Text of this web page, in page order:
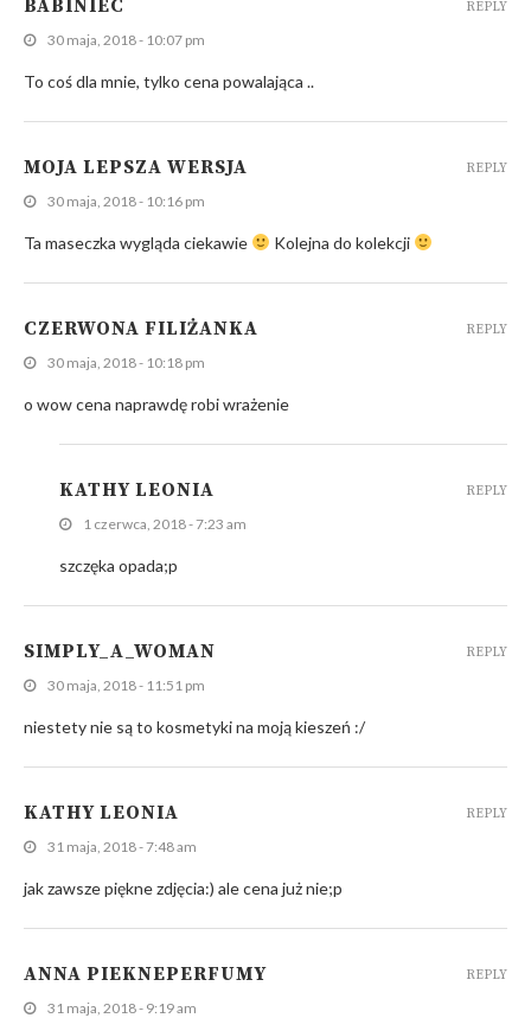
BABINIEC
30 maja, 2018 - 10:07 pm
To coś dla mnie, tylko cena powalająca ..
REPLY
MOJA LEPSZA WERSJA
30 maja, 2018 - 10:16 pm
Ta maseczka wygląda ciekawie Kolejna do kolekcji
REPLY
CZERWONA FILIŻANKA
30 maja, 2018 - 10:18 pm
o wow cena naprawdę robi wrażenie
REPLY
KATHY LEONIA
1 czerwca, 2018 - 7:23 am
szczęka opada;p
REPLY
SIMPLY_A_WOMAN
30 maja, 2018 - 11:51 pm
niestety nie są to kosmetyki na moją kieszeń :/
REPLY
KATHY LEONIA
31 maja, 2018 - 7:48 am
jak zawsze piękne zdjęcia:) ale cena już nie;p
REPLY
ANNA PIEKNEPERFUMY
31 maja, 2018 - 9:19 am
REPLY